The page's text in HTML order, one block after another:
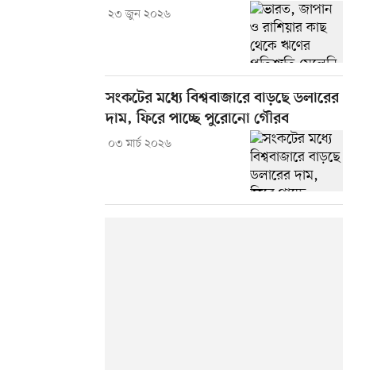
২৩ জুন ২০২৬
সংকটের মধ্যে বিশ্ববাজারে বাড়ছে ডলারের
দাম, ফিরে পাচ্ছে পুরোনো গৌরব
০৩ মার্চ ২০২৬